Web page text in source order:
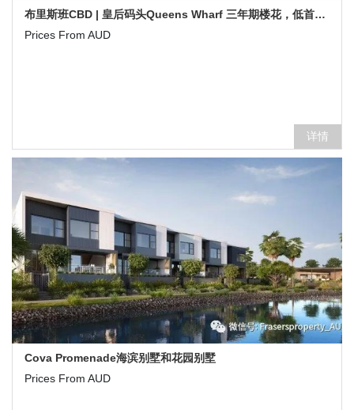
布里斯班CBD | 皇后码头Queens Wharf 三年期楼花，低首付，即可拥有36亿澳币配套环境，享有巨大红利!
Prices From AUD
详情
Cova Promenade海滨别墅和花园别墅
Prices From AUD